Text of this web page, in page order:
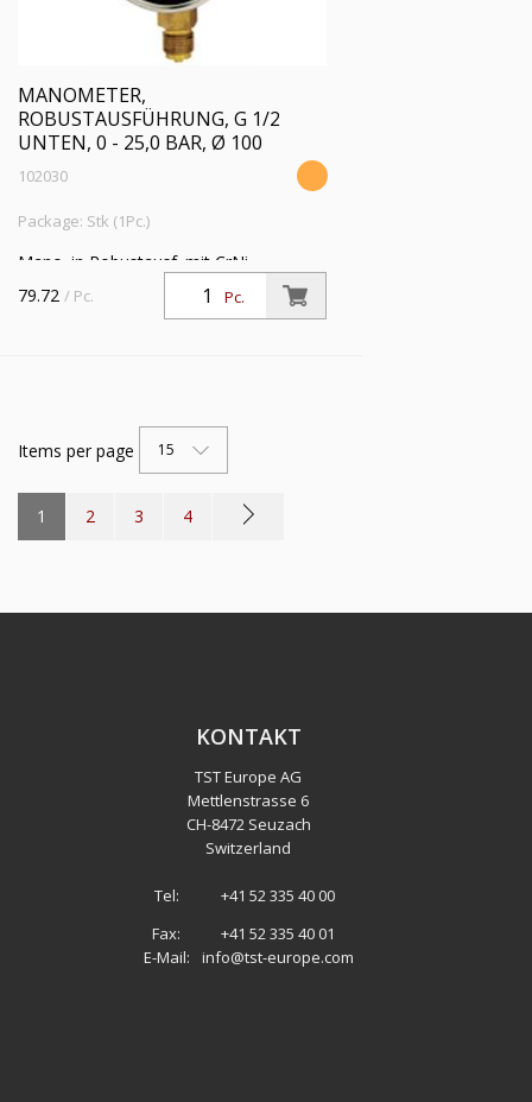
MANOMETER,
ROBUSTAUSFÜHRUNG, G 1/2
UNTEN, 0 - 25,0 BAR, Ø 100
102030
Package: Stk (1Pc.)
Mano. in Robustausf. mit CrNi-
Stahlgeh., Anschluss radial unten, G 1/2,
Typ 212.20, Güteklasse 1,0, Messber. 0
Pc.
79.72 / Pc.
Items per page 15
1 2 3 4
KONTAKT
TST Europe AG
Mettlenstrasse 6
CH-8472 Seuzach
Switzerland
Tel:
+41 52 335 40 00
Fax:
+41 52 335 40 01
E-Mail:
info@tst-europe.com